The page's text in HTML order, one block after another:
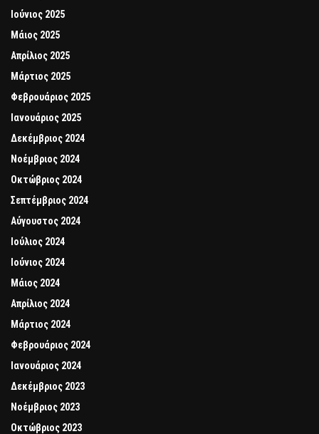
Ιούνιος 2025
Μάιος 2025
Απρίλιος 2025
Μάρτιος 2025
Φεβρουάριος 2025
Ιανουάριος 2025
Δεκέμβριος 2024
Νοέμβριος 2024
Οκτώβριος 2024
Σεπτέμβριος 2024
Αύγουστος 2024
Ιούλιος 2024
Ιούνιος 2024
Μάιος 2024
Απρίλιος 2024
Μάρτιος 2024
Φεβρουάριος 2024
Ιανουάριος 2024
Δεκέμβριος 2023
Νοέμβριος 2023
Οκτώβριος 2023